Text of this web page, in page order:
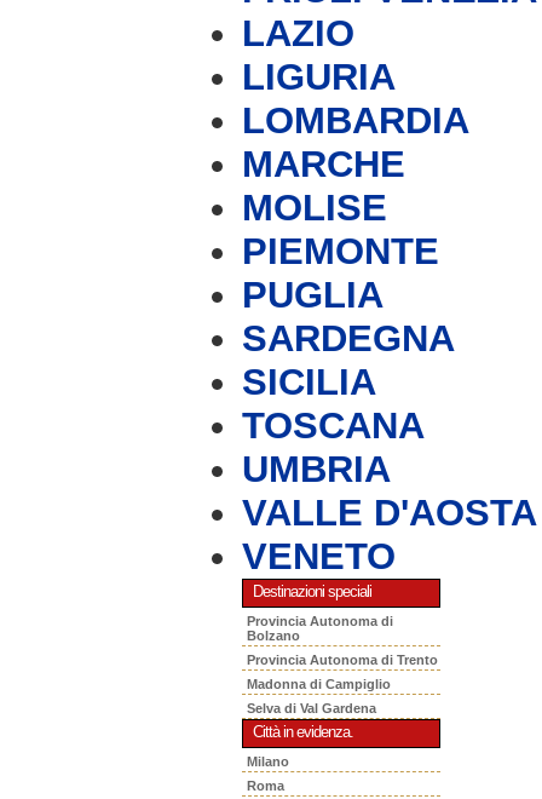
LAZIO
LIGURIA
LOMBARDIA
MARCHE
MOLISE
PIEMONTE
PUGLIA
SARDEGNA
SICILIA
TOSCANA
UMBRIA
VALLE D'AOSTA
VENETO
Destinazioni speciali
Provincia Autonoma di
Bolzano
Provincia Autonoma di Trento
Madonna di Campiglio
Selva di Val Gardena
Città in evidenza.
Milano
Roma